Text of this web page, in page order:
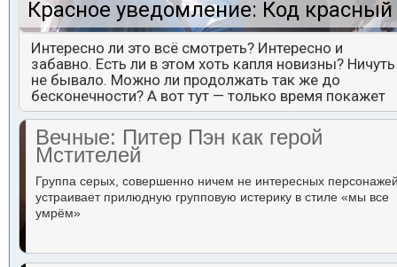
Красное уведомление: Код красный
Интересно ли это всё смотреть? Интересно и
забавно. Есть ли в этом хоть капля новизны? Ничуть
не бывало. Можно ли продолжать так же до
бесконечности? А вот тут — только время покажет
Вечные: Питер Пэн как герой
Мстителей
Группа серых, совершенно ничем не интересных
устраивает прилюдную групповую истерику в стиле «мы все
умрём»